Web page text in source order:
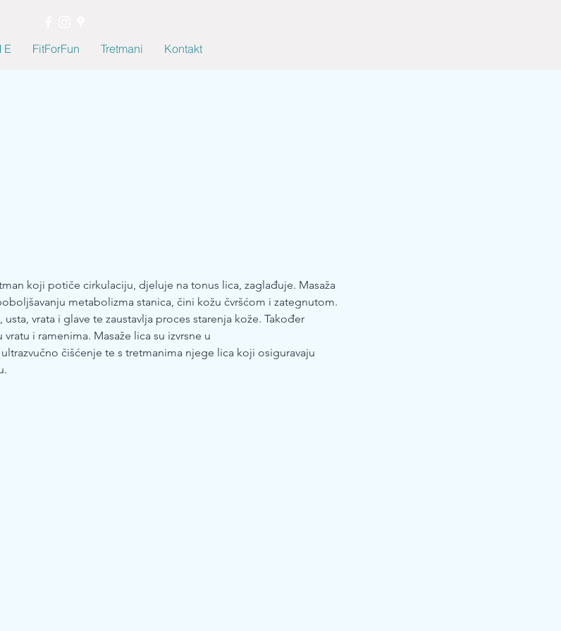
E FitForFun Tretmani Kontakt
koji potiče cirkulaciju, djeluje na tonus lica, zaglađuje. Masaža
metabolizma stanica, čini kožu čvršćom i zategnutom.
vrata i glave te zaustavlja proces starenja kože. Također
i ramenima. Masaže lica su izvrsne u
čišćenje te s tretmanima njege lica koji osiguravaju